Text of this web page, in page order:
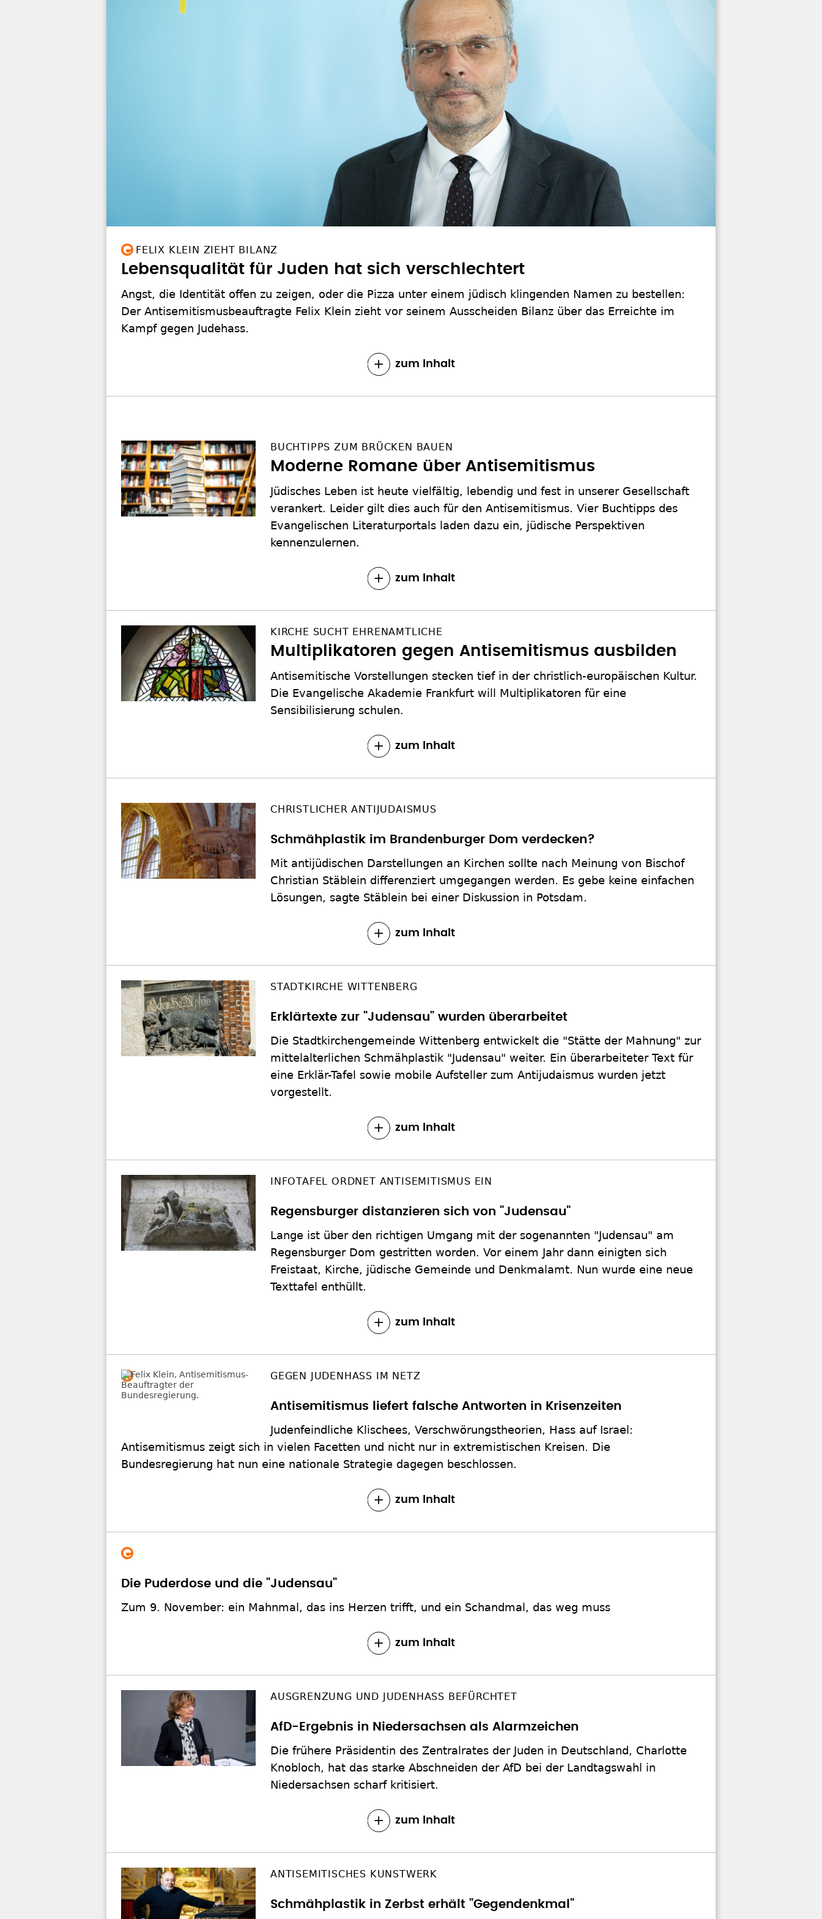
FELIX KLEIN ZIEHT BILANZ
Lebensqualität für Juden hat sich verschlechtert
Angst, die Identität offen zu zeigen, oder die Pizza unter einem jüdisch klingenden Namen zu bestellen:
Der Antisemitismusbeauftragte Felix Klein zieht vor seinem Ausscheiden Bilanz über das Erreichte im
Kampf gegen Judehass.
zum Inhalt
BUCHTIPPS ZUM BRÜCKEN BAUEN
Moderne Romane über Antisemitismus
Jüdisches Leben ist heute vielfältig, lebendig und fest in unserer Gesellschaft
verankert. Leider gilt dies auch für den Antisemitismus. Vier Buchtipps des
Evangelischen Literaturportals laden dazu ein, jüdische Perspektiven
kennenzulernen.
zum Inhalt
KIRCHE SUCHT EHRENAMTLICHE
Multiplikatoren gegen Antisemitismus ausbilden
Antisemitische Vorstellungen stecken tief in der christlich-europäischen Kultur.
Die Evangelische Akademie Frankfurt will Multiplikatoren für eine
Sensibilisierung schulen.
zum Inhalt
CHRISTLICHER ANTIJUDAISMUS
Schmähplastik im Brandenburger Dom verdecken?
Mit antijüdischen Darstellungen an Kirchen sollte nach Meinung von Bischof
Christian Stäblein differenziert umgegangen werden. Es gebe keine einfachen
Lösungen, sagte Stäblein bei einer Diskussion in Potsdam.
zum Inhalt
STADTKIRCHE WITTENBERG
Erklärtexte zur "Judensau" wurden überarbeitet
Die Stadtkirchengemeinde Wittenberg entwickelt die "Stätte der Mahnung" zur
mittelalterlichen Schmähplastik "Judensau" weiter. Ein überarbeiteter Text für
eine Erklär-Tafel sowie mobile Aufsteller zum Antijudaismus wurden jetzt
vorgestellt.
zum Inhalt
INFOTAFEL ORDNET ANTISEMITISMUS EIN
Regensburger distanzieren sich von "Judensau"
Lange ist über den richtigen Umgang mit der sogenannten "Judensau" am
Regensburger Dom gestritten worden. Vor einem Jahr dann einigten sich
Freistaat, Kirche, jüdische Gemeinde und Denkmalamt. Nun wurde eine neue
Texttafel enthüllt.
zum Inhalt
GEGEN JUDENHASS IM NETZ
Antisemitismus liefert falsche Antworten in Krisenzeiten
Judenfeindliche Klischees, Verschwörungstheorien, Hass auf Israel:
Antisemitismus zeigt sich in vielen Facetten und nicht nur in extremistischen Kreisen. Die
Bundesregierung hat nun eine nationale Strategie dagegen beschlossen.
zum Inhalt
Die Puderdose und die "Judensau"
Zum 9. November: ein Mahnmal, das ins Herzen trifft, und ein Schandmal, das weg muss
zum Inhalt
AUSGRENZUNG UND JUDENHASS BEFÜRCHTET
AfD-Ergebnis in Niedersachsen als Alarmzeichen
Die frühere Präsidentin des Zentralrates der Juden in Deutschland, Charlotte
Knobloch, hat das starke Abschneiden der AfD bei der Landtagswahl in
Niedersachsen scharf kritisiert.
zum Inhalt
ANTISEMITISCHES KUNSTWERK
Schmähplastik in Zerbst erhält "Gegendenkmal"